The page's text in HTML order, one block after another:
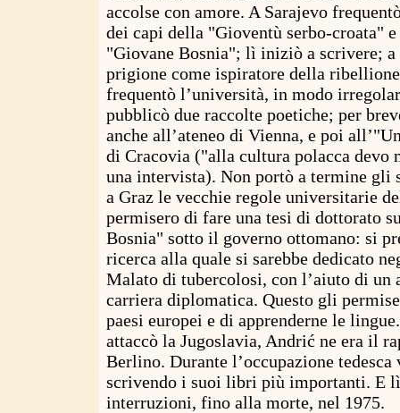
accolse con amore. A Sarajevo
dei capi della "Gioventù serbo-croata"
"Giovane Bosnia"; lì iniziò a scrivere;
prigione come ispiratore della
frequentò l’università, in modo
pubblicò due raccolte poetiche; per
anche all’ateneo di Vienna, e poi
di Cracovia ("alla cultura polacca devo
una intervista). Non portò a termine gli
a Graz le vecchie regole universitarie
permisero di fare una tesi di dottorato
Bosnia" sotto il governo ottomano: si
ricerca alla quale si sarebbe dedicato
Malato di tubercolosi, con l’aiuto di un
carriera diplomatica. Questo gli
paesi europei e di apprenderne le
attaccò la Jugoslavia, Andrić ne era il
Berlino. Durante l’occupazione tedesca
scrivendo i suoi libri più importanti. E
interruzioni, fino alla morte, nel 1975.